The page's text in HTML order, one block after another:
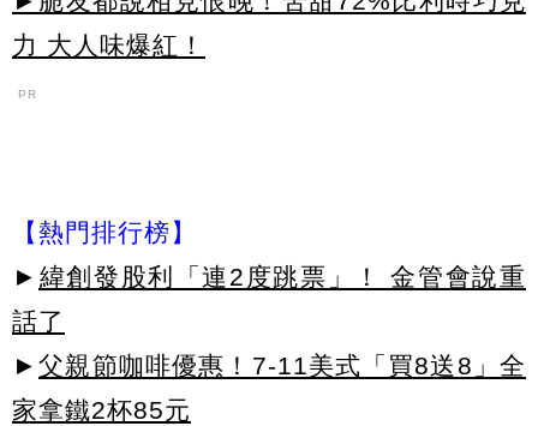
力 大人味爆紅！
PR
【熱門排行榜】
► 緯創發股利「連2度跳票」！ 金管會說重
話了
► 父親節咖啡優惠！7-11美式「買8送8」全
家拿鐵2杯85元